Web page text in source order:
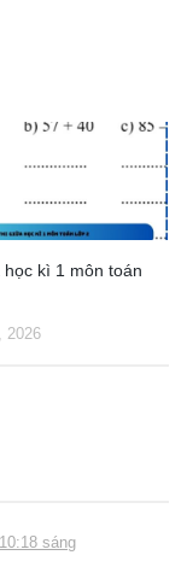
kì 1 môn toán
2026
sáng